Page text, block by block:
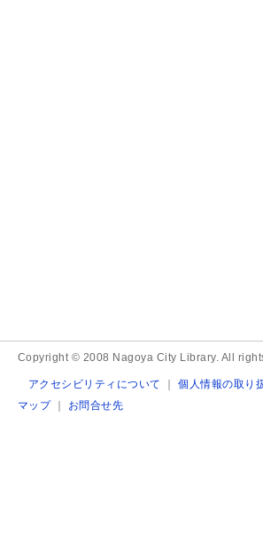
Copyright © 2008 Nagoya City Library. All
アクセシビリティについて ｜個人情報の取り
マップ｜ お問合せ先